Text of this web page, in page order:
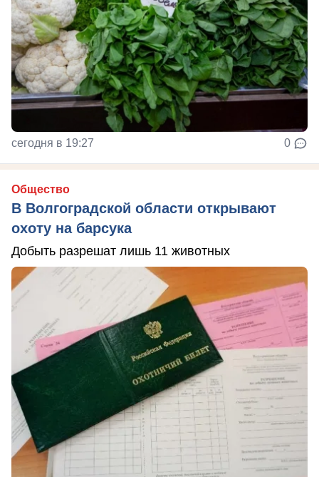
сегодня в 19:27 0
Общество
В Волгоградской области открывают
охоту на барсука
Добыть разрешат лишь 11 животных